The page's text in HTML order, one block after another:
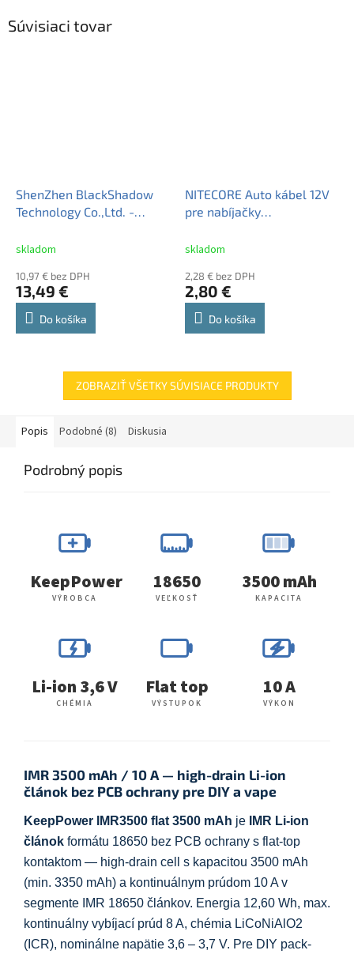
Súvisiaci tovar
ShenZhen BlackShadow
Technology Co.,Ltd. -
Ion cyklistické Aku packy
skladom
10,97 € bez DPH
13,49 €
Do košíka
NITECORE Auto kábel 12V
pre nabíjačky
skladom
2,28 € bez DPH
2,80 €
Do košíka
ZOBRAZIŤ VŠETKY SÚVISIACE PRODUKTY
Popis Podobné (8) Diskusia
Podrobný popis
KeepPower
VÝROBCA
18650
VEĽKOSŤ
3500 mAh
KAPACITA
Li-ion 3,6 V
CHÉMIA
Flat top
VÝSTUPOK
10 A
VÝKON
IMR 3500 mAh / 10 A — high-drain Li-ion
článok bez PCB ochrany pre DIY a vape
KeepPower IMR3500 flat 3500 mAh je
IMR Li-ion
článok formátu 18650 bez PCB ochrany s flat-top
kontaktom — high-drain cell s kapacitou 3500 mAh
(min. 3350 mAh) a kontinuálnym prúdom 10 A v
segmente IMR 18650 článkov. Energia 12,60 Wh, max.
kontinuálny vybíjací prúd 8 A, chémia LiCoNiAlO2
(ICR), nominálne napätie 3,6 – 3,7 V. Pre DIY pack-